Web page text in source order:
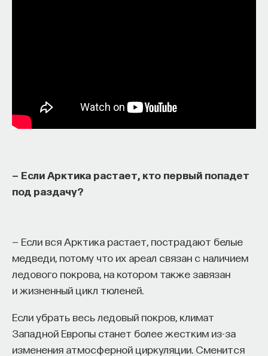
— Если Арктика растает, кто первый попадет
под раздачу?
— Если вся Арктика растает, пострадают белые
медведи, потому что их ареал связан с наличием
ледового покрова, на котором также завязан
и жизненный цикл тюленей.
Если убрать весь ледовый покров, климат
Западной Европы станет более жестким из-за
изменения атмосферной циркуляции. Сменится